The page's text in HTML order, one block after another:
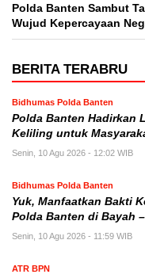
Polda Banten Sambut
Wujud Kepercayaan
BERITA TERABRU
Bidhumas Polda Banten
Polda Banten Hadirkan
Keliling untuk
Senin, 10 Agu 2026 - 12:02 WIB
Bidhumas Polda Banten
Yuk, Manfaatkan Bakti
Polda Banten di Bayah
Senin, 10 Agu 2026 - 11:59 WIB
ATR BPN